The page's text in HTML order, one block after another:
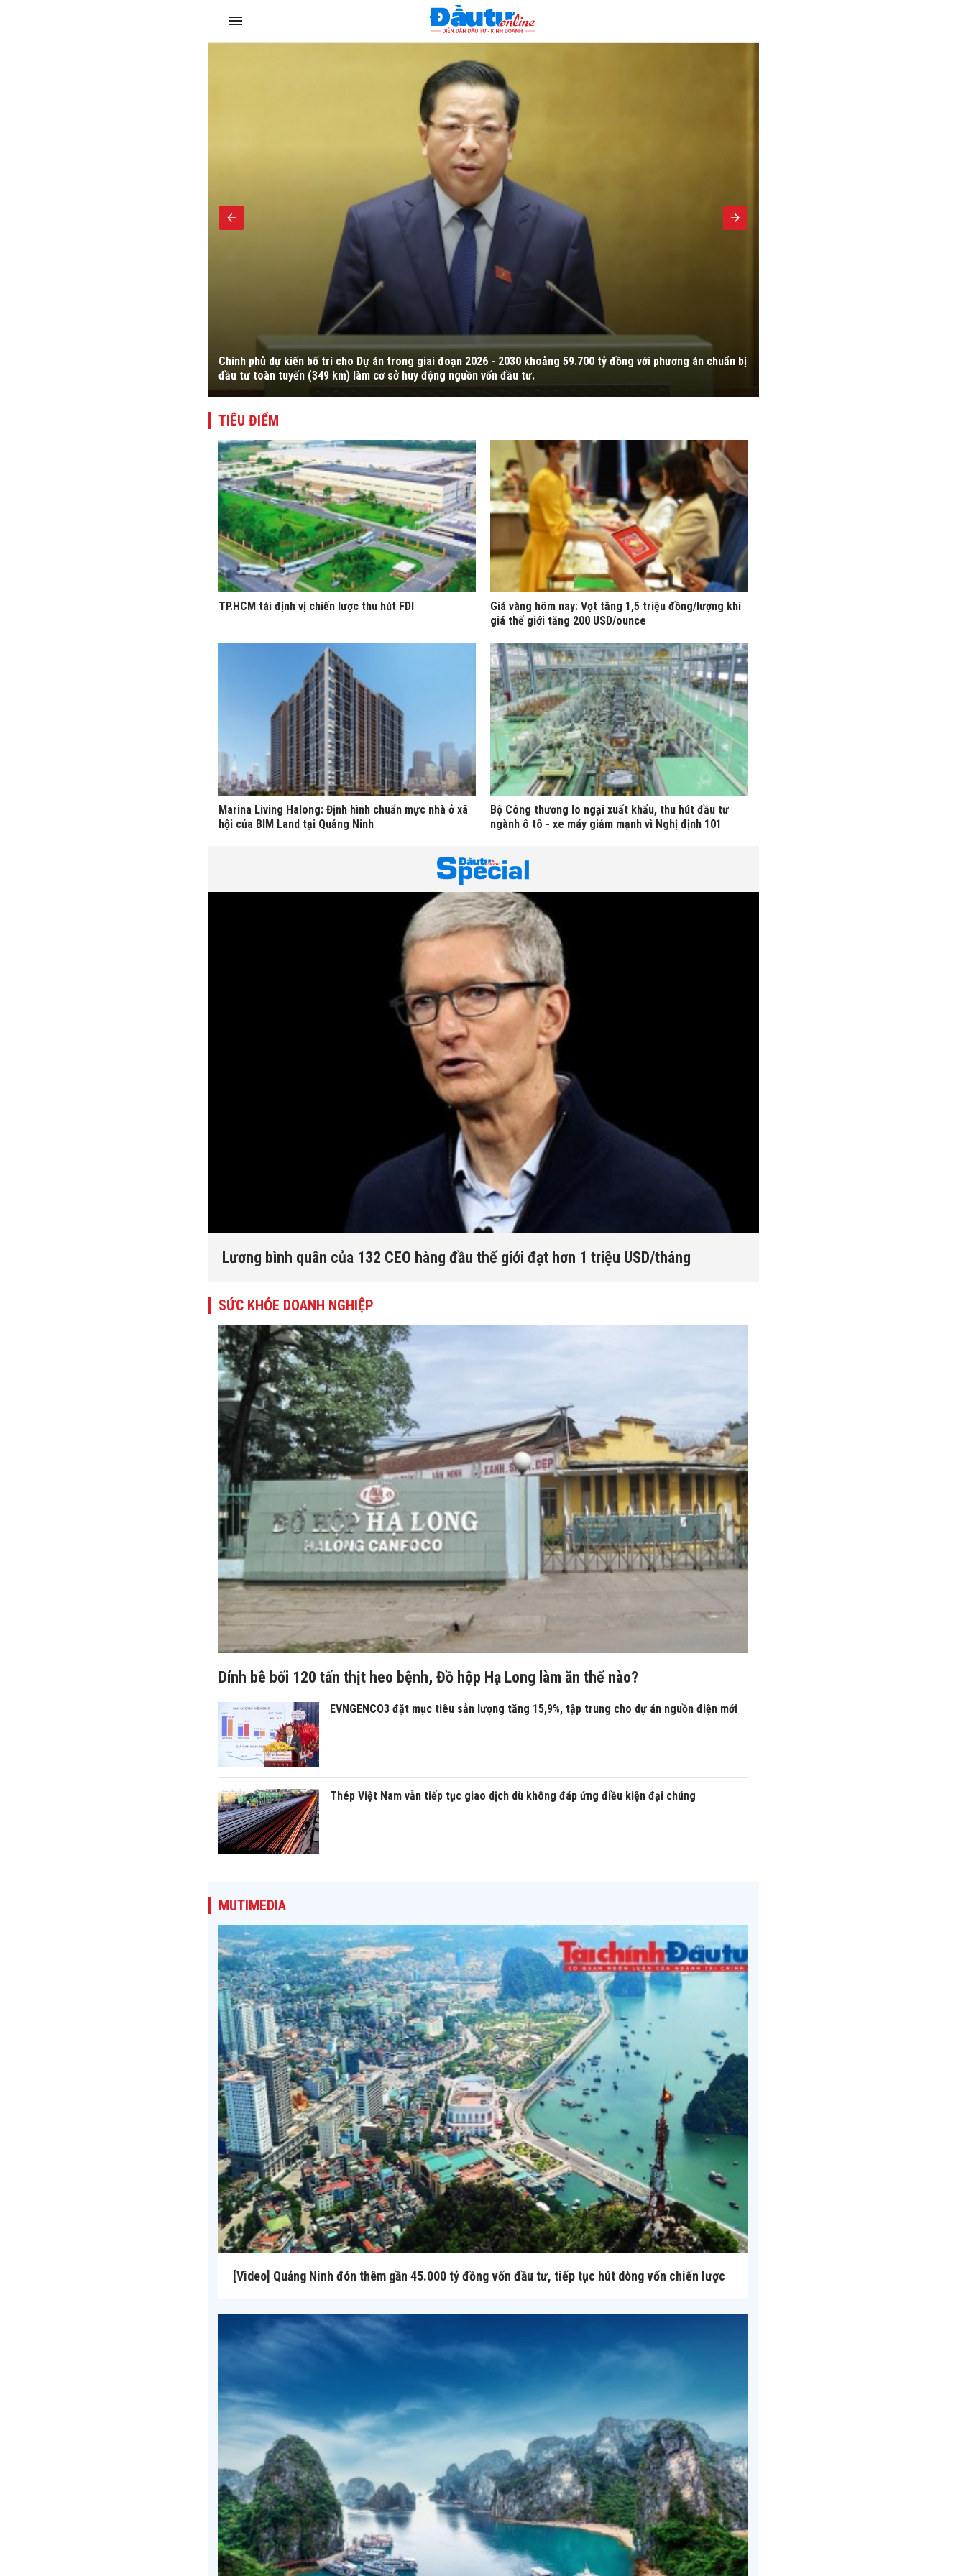
Chính phủ dự kiến bố trí cho Dự án trong giai đoạn 2026 - 2030 khoảng 59.700 tỷ đồng với phương án chuẩn bị
đầu tư toàn tuyến (349 km) làm cơ sở huy động nguồn vốn đầu tư.
TIÊU ĐIỂM
TP.HCM tái định vị chiến lược thu hút FDI
Giá vàng hôm nay: Vọt tăng 1,5 triệu đồng/lượng khi
giá thế giới tăng 200 USD/ounce
Marina Living Halong: Định hình chuẩn mực nhà ở xã
hội của BIM Land tại Quảng Ninh
Bộ Công thương lo ngại xuất khẩu, thu hút đầu tư
ngành ô tô - xe máy giảm mạnh vì Nghị định 101
Lương bình quân của 132 CEO hàng đầu thế giới đạt hơn 1 triệu USD/tháng
SỨC KHỎE DOANH NGHIỆP
Dính bê bối 120 tấn thịt heo bệnh, Đồ hộp Hạ Long làm ăn thế nào?
EVNGENCO3 đặt mục tiêu sản lượng tăng 15,9%, tập trung cho dự án nguồn điện mới
Thép Việt Nam vẫn tiếp tục giao dịch dù không đáp ứng điều kiện đại chúng
MUTIMEDIA
[Video] Quảng Ninh đón thêm gần 45.000 tỷ đồng vốn đầu tư, tiếp tục hút dòng vốn chiến lược